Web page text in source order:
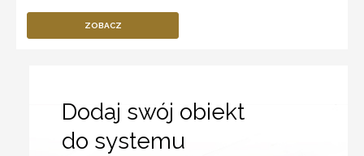
ZOBACZ
Dodaj swój obiekt
do systemu